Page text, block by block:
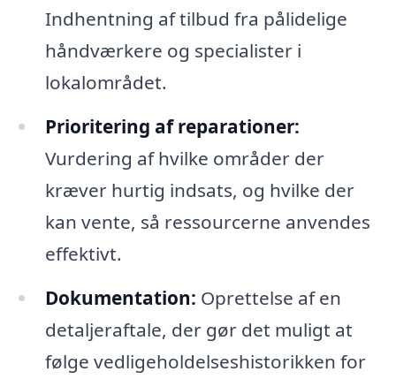
Indhentning af tilbud fra pålidelige
håndværkere og specialister i
lokalområdet.
Prioritering af reparationer:
Vurdering af hvilke områder der
kræver hurtig indsats, og hvilke der
kan vente, så ressourcerne anvendes
effektivt.
Dokumentation: Oprettelse af en
detaljeraftale, der gør det muligt at
følge vedligeholdelseshistorikken for